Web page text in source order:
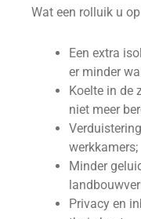
Wat een rolluik u
Een extra
er minder
Koelte in de
niet meer
werkkamers;
Minder
Privacy en